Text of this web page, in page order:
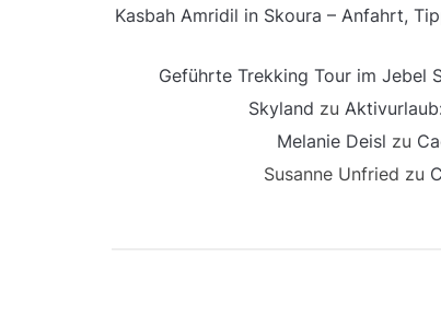
Kasbah Amridil in Skoura – Anfahrt,
Geführte Trekking Tour im Jebel
Skyland zu
Melanie Deisl zu
Susanne Unfried zu